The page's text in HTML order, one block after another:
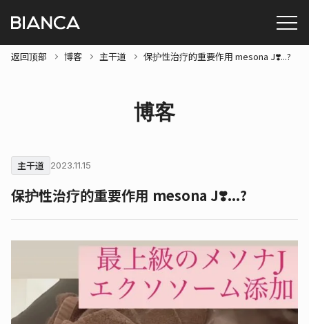
返回顶部 博客 主干道 保护性治疗的重要作用 mesona J❣️...?
博客
主干道 2023.11.15
保护性治疗的重要作用 mesona J❣️...?